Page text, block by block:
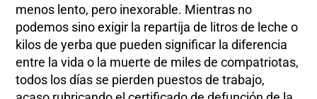
menos lento, pero inexorable. Mientras no
podemos sino exigir la repartija de litros de leche o
kilos de yerba que pueden significar la diferencia
entre la vida o la muerte de miles de compatriotas,
todos los días se pierden puestos de trabajo,